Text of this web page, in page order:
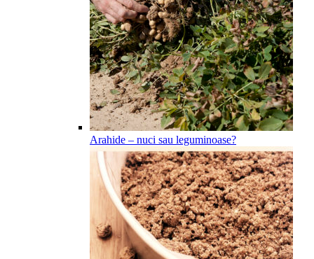
Arahide – nuci sau leguminoase?